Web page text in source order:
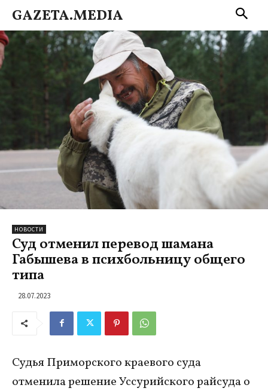
GAZETA.MEDIA
НОВОСТИ
Суд отменил перевод шамана
Габышева в психбольницу общего
типа
28.07.2023
Судья Приморского краевого суда
отменила решение Уссурийского райсуда о